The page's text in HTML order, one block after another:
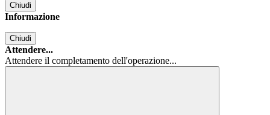
Chiudi
Informazione
Chiudi
Attendere...
Attendere il completamento dell'operazione...